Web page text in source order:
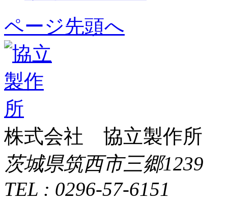
ページ先頭へ
株式会社 協立製作所
茨城県筑西市三郷1239
TEL : 0296-57-6151